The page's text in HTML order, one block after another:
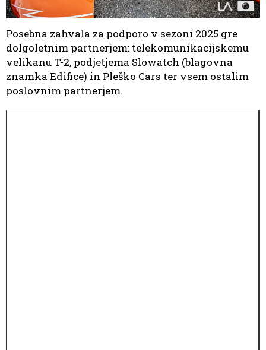
Posebna zahvala za podporo v sezoni 2025 gre
dolgoletnim partnerjem: telekomunikacijskemu
velikanu T-2, podjetjema Slowatch (blagovna
znamka Edifice) in Pleško Cars ter vsem ostalim
poslovnim partnerjem.